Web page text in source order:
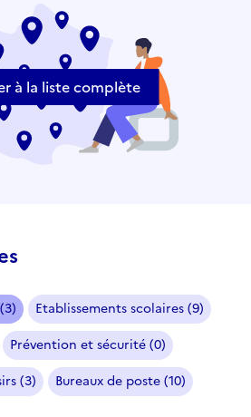
à la liste complète
Etablissements scolaires (9)
Prévention et sécurité (0)
(3)
Bureaux de poste (10)